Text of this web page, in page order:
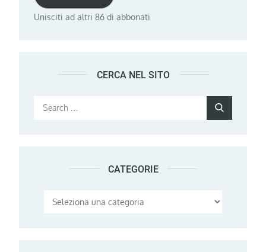
Unisciti ad altri 86 di abbonati
CERCA NEL SITO
Search
CATEGORIE
Categorie